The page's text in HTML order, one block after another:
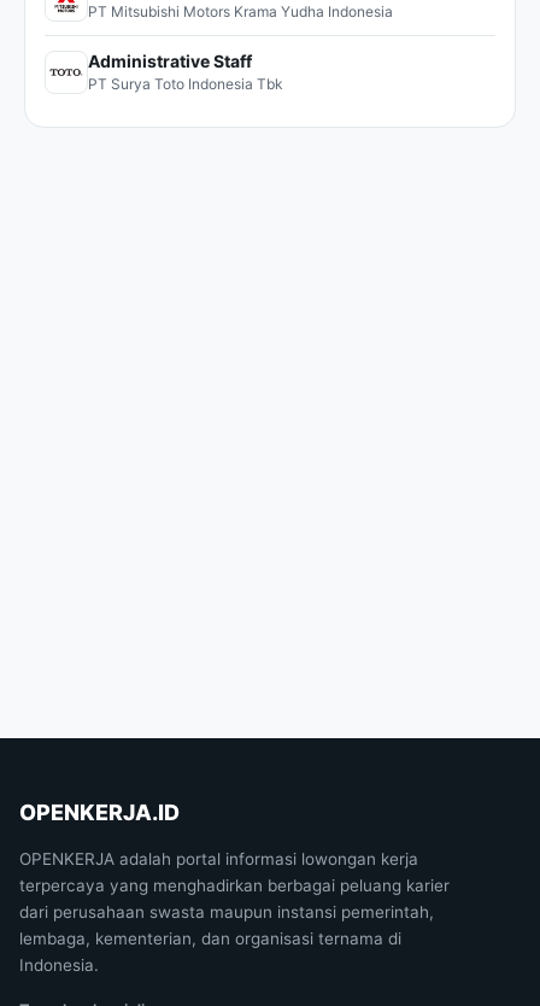
PT Mitsubishi Motors Krama Yudha Indonesia
Administrative Staff
PT Surya Toto Indonesia Tbk
OPENKERJA.ID
OPENKERJA adalah portal informasi lowongan kerja
terpercaya yang menghadirkan berbagai peluang karier
dari perusahaan swasta maupun instansi pemerintah,
lembaga, kementerian, dan organisasi ternama di
Indonesia.